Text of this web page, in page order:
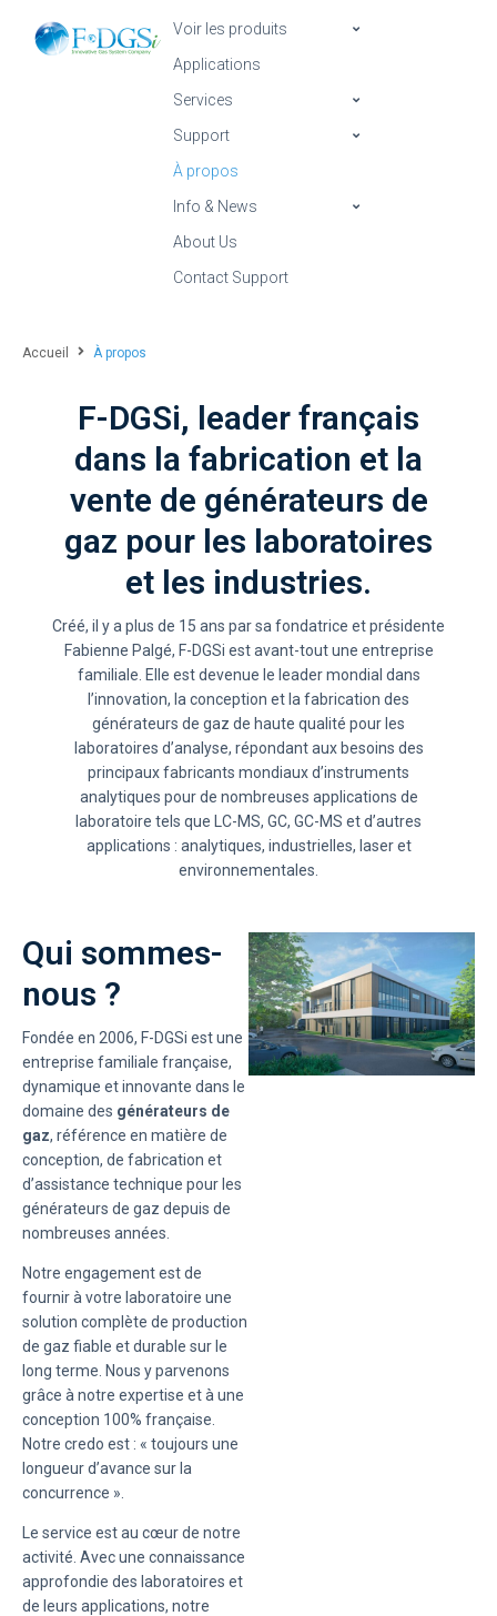
Voir les produits
Applications
Services
Support
À propos
Info & News
About Us
Contact Support
Accueil À propos
F-DGSi, leader français
dans la fabrication et la
vente de générateurs de
gaz pour les laboratoires
et les industries.
Créé, il y a plus de 15 ans par sa fondatrice et présidente
Fabienne Palgé, F-DGSi est avant-tout une entreprise
familiale. Elle est devenue le leader mondial dans
l’innovation, la conception et la fabrication des
générateurs de gaz de haute qualité pour les
laboratoires d’analyse, répondant aux besoins des
principaux fabricants mondiaux d’instruments
analytiques pour de nombreuses applications de
laboratoire tels que LC-MS, GC, GC-MS et d’autres
applications : analytiques, industrielles, laser et
environnementales.
Qui sommes-
nous ?
Fondée en 2006, F-DGSi est une
entreprise familiale française,
dynamique et innovante dans le
domaine des générateurs de
gaz, référence en matière de
conception, de fabrication et
d’assistance technique pour les
générateurs de gaz depuis de
nombreuses années.
Notre engagement est de
fournir à votre laboratoire une
solution complète de production
de gaz fiable et durable sur le
long terme. Nous y parvenons
grâce à notre expertise et à une
conception 100% française.
Notre credo est : « toujours une
longueur d’avance sur la
concurrence ».
Le service est au cœur de notre
activité. Avec une connaissance
approfondie des laboratoires et
de leurs applications, notre